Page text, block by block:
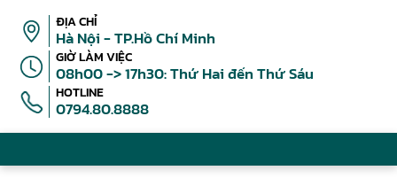
ĐỊA CHỈ
Hà Nội - TP.Hồ Chí Minh
GIỜ LÀM VIỆC
08h00 -> 17h30: Thứ Hai đến Thứ Sáu
HOTLINE
0794.80.8888